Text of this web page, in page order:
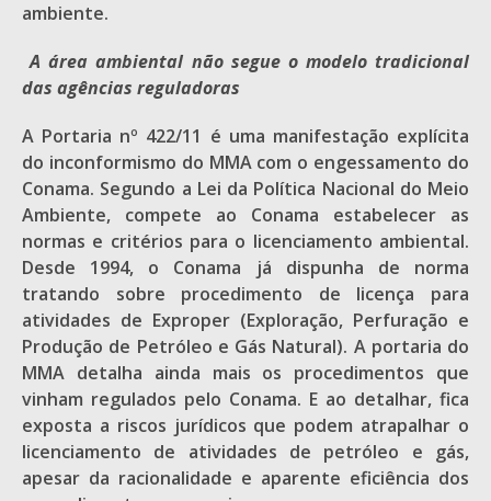
ambiente.
A área ambiental não segue o modelo tradicional
das agências reguladoras
A Portaria nº 422/11 é uma manifestação explícita
do inconformismo do MMA com o engessamento do
Conama. Segundo a Lei da Política Nacional do Meio
Ambiente, compete ao Conama estabelecer as
normas e critérios para o licenciamento ambiental.
Desde 1994, o Conama já dispunha de norma
tratando sobre procedimento de licença para
atividades de Exproper (Exploração, Perfuração e
Produção de Petróleo e Gás Natural). A portaria do
MMA detalha ainda mais os procedimentos que
vinham regulados pelo Conama. E ao detalhar, fica
exposta a riscos jurídicos que podem atrapalhar o
licenciamento de atividades de petróleo e gás,
apesar da racionalidade e aparente eficiência dos